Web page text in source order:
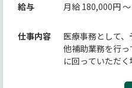
給与
月給 180,000円
仕事内容
医療事務として
他補助業務を行
に回っていただ